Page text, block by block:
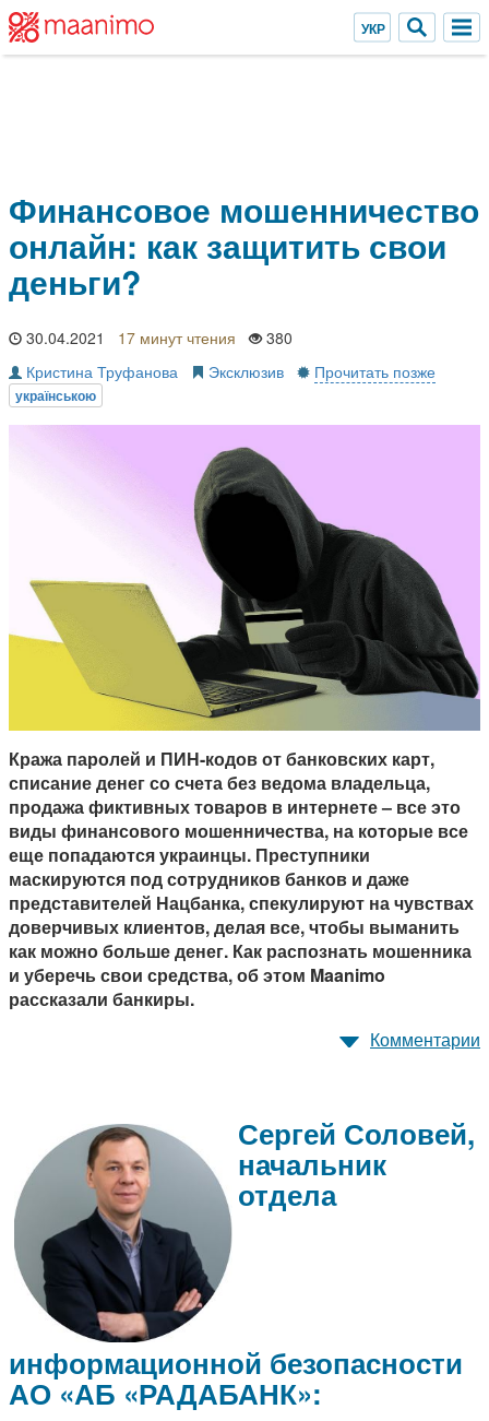
Финансовое мошенничество
онлайн: как защитить свои
деньги?
30.04.2021 17 минут
380
Кристина Труфанова
Кража паролей и ПИН-кодов от банковских карт,
списание денег со счета без ведома владельца,
продажа фиктивных товаров в интернете – все это
виды финансового мошенничества, на которые все
еще попадаются украинцы. Преступники
маскируются под сотрудников банков и даже
представителей Нацбанка, спекулируют на чувствах
доверчивых клиентов, делая все, чтобы выманить
как можно больше денег. Как распознать мошенника
и уберечь свои средства, об этом Maanimo
рассказали банкиры.
Комментарии
Сергей Соловей,
начальник
отдела
информационной безопасности
АО «АБ «РАДАБАНК»: